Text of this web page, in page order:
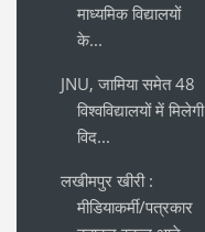
माध्यमिक विद्यालयों
के...
JNU, जामिया समेत 48
विश्वविद्यालयों में मिलेगी
विद...
लखीमपुर खीरी :
मीडियाकर्मी/पत्रकार